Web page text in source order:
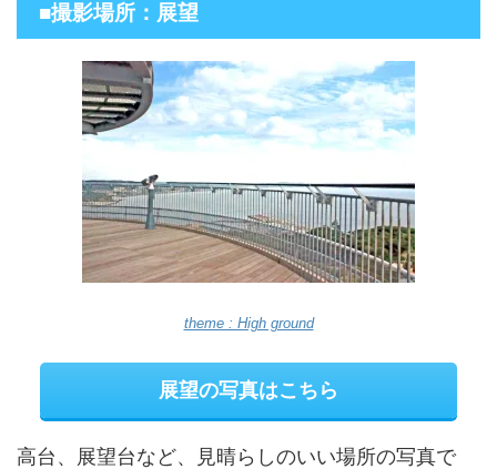
■撮影場所：展望
theme : High ground
展望の写真はこちら
高台、展望台など、見晴らしのいい場所の写真で